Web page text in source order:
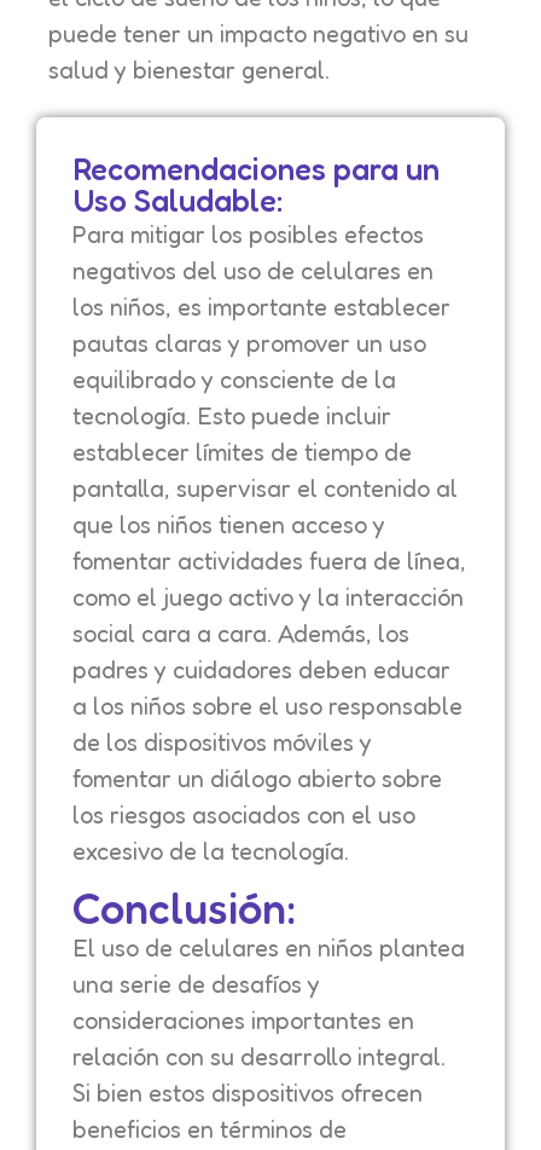
puede tener un impacto negativo en su
salud y bienestar general.
Recomendaciones para un
Uso Saludable:
Para mitigar los posibles efectos
negativos del uso de celulares en
los niños, es importante establecer
pautas claras y promover un uso
equilibrado y consciente de la
tecnología. Esto puede incluir
establecer límites de tiempo de
pantalla, supervisar el contenido al
que los niños tienen acceso y
fomentar actividades fuera de línea,
como el juego activo y la interacción
social cara a cara. Además, los
padres y cuidadores deben educar
a los niños sobre el uso responsable
de los dispositivos móviles y
fomentar un diálogo abierto sobre
los riesgos asociados con el uso
excesivo de la tecnología.
Conclusión:
El uso de celulares en niños plantea
una serie de desafíos y
consideraciones importantes en
relación con su desarrollo integral.
Si bien estos dispositivos ofrecen
beneficios en términos de